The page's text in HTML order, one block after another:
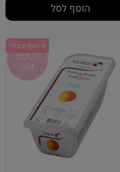
הוסף לסל
איסוף עצמי